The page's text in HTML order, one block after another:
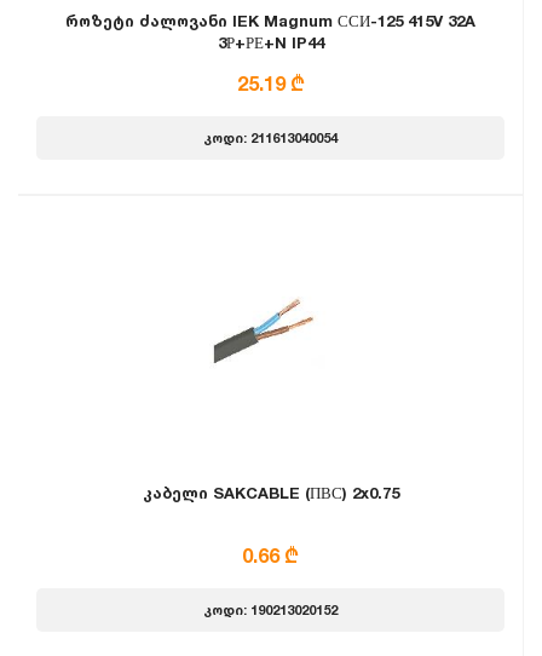
როზეტი ძალოვანი IEK Magnum ССИ-125 415V 32A
3Р+РЕ+N IP44
25.19 ₾
კოდი: 211613040054
კაბელი SAKCABLE (ПВС) 2x0.75
0.66 ₾
კოდი: 190213020152